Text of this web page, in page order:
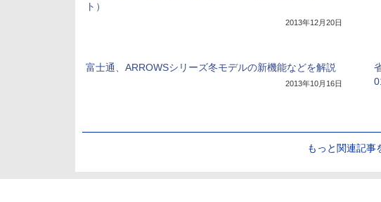
ト）
2013年12月20日
富士通、ARROWSシリーズ冬モデルの新機能などを解説
2013年10月16日
もっと関連記事